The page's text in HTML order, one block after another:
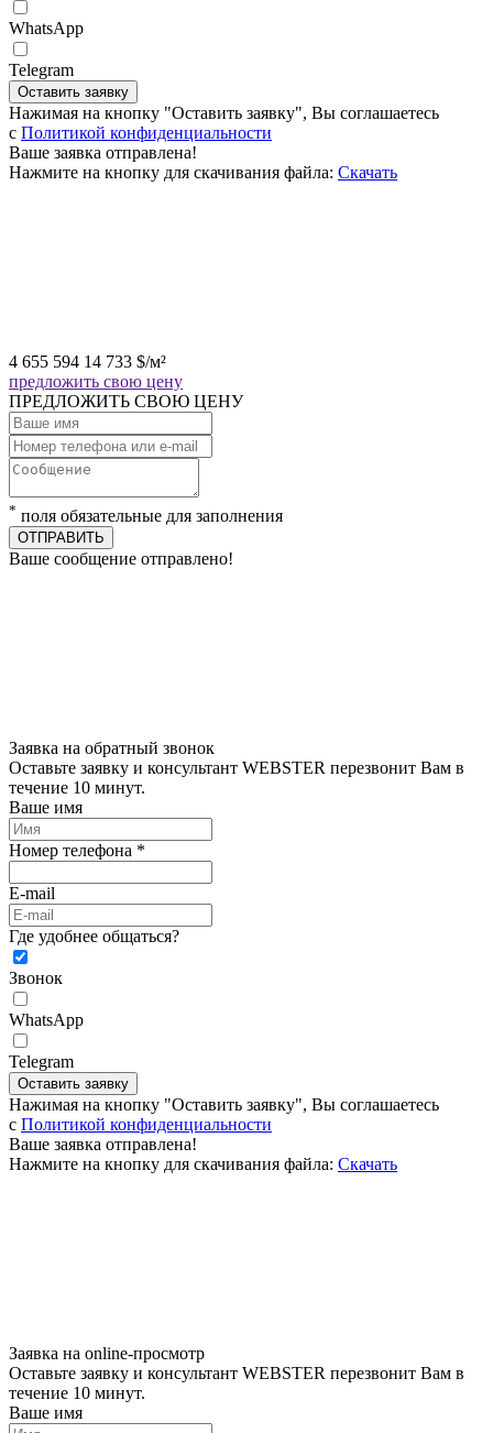
WhatsApp
Telegram
Оставить заявку
Нажимая на кнопку "Оставить заявку", Вы соглашаетесь
c Политикой конфиденциальности
Ваше заявка отправлена!
Нажмите на кнопку для скачивания файла: Скачать
4 655 594 14 733 $/м²
предложить свою цену
ПРЕДЛОЖИТЬ СВОЮ ЦЕНУ
* поля обязательные для заполнения
ОТПРАВИТЬ
Ваше сообщение отправлено!
Заявка на обратный звонок
Оставьте заявку и консультант WEBSTER перезвонит Вам в
течение 10 минут.
Ваше имя
Номер телефона *
E-mail
Где удобнее общаться?
Звонок
WhatsApp
Telegram
Оставить заявку
Нажимая на кнопку "Оставить заявку", Вы соглашаетесь
c Политикой конфиденциальности
Ваше заявка отправлена!
Нажмите на кнопку для скачивания файла: Скачать
Заявка на online-просмотр
Оставьте заявку и консультант WEBSTER перезвонит Вам в
течение 10 минут.
Ваше имя